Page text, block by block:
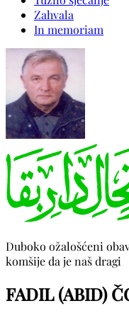
Zahvala
In memoriam
Duboko ožalošćeni
komšije da je naš dragi
FADIL (ABID)